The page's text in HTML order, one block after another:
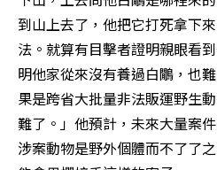
到山上去了，他把它打死拿下
法。就算有目擊者證明親眼看
明他家從來沒有養過白鷳，也
果是跨省大批量非法販運野生
難了。」他預計，未來大量案
涉案動物是野外個體而不了了